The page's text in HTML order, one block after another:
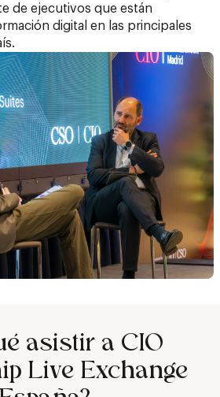
de ejecutivos que están
digital en las principales
asistir a CIO
Live Exchange